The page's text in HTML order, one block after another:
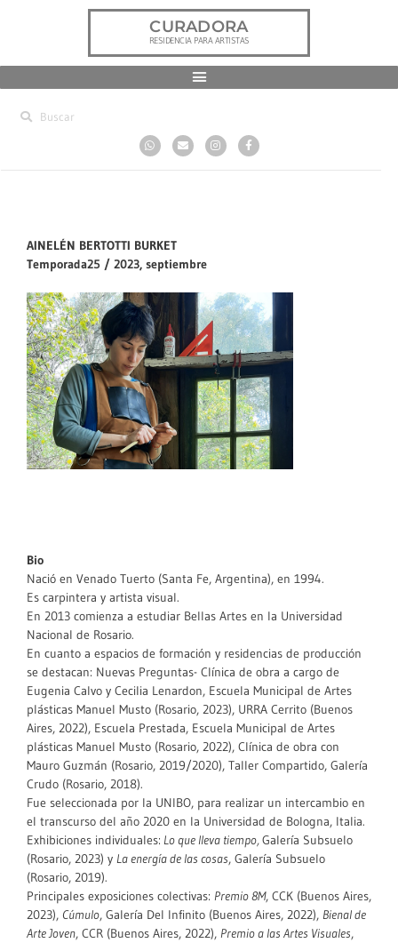
CURADORA
RESIDENCIA PARA ARTISTAS
AINELÉN BERTOTTI BURKET
Temporada25 / 2023, septiembre
Bio
Nació en Venado Tuerto (Santa Fe, Argentina), en 1994.
Es carpintera y artista visual.
En 2013 comienza a estudiar Bellas Artes en la Universidad
Nacional de Rosario.
En cuanto a espacios de formación y residencias de producción
se destacan: Nuevas Preguntas- Clínica de obra a cargo de
Eugenia Calvo y Cecilia Lenardon, Escuela Municipal de Artes
plásticas Manuel Musto (Rosario, 2023), URRA Cerrito (Buenos
Aires, 2022), Escuela Prestada, Escuela Municipal de Artes
plásticas Manuel Musto (Rosario, 2022), Clínica de obra con
Mauro Guzmán (Rosario, 2019/2020), Taller Compartido, Galería
Crudo (Rosario, 2018).
Fue seleccionada por la UNIBO, para realizar un intercambio en
el transcurso del año 2020 en la Universidad de Bologna, Italia.
Exhibiciones individuales: Lo que lleva tiempo,Galería Subsuelo
(Rosario, 2023) y La energía de las cosas, Galería Subsuelo
(Rosario, 2019).
Principales exposiciones colectivas: Premio 8M, CCK (Buenos Aires,
2023), Cúmulo, Galería Del Infinito (Buenos Aires, 2022), Bienal de
Arte Joven, CCR (Buenos Aires, 2022), Premio a las Artes Visuales,